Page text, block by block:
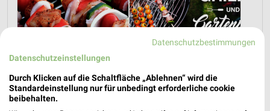
21.05.2026 12.05.2026
Datenschutzbestimmungen
Datenschutzeinstellungen
Durch Klicken auf die Schaltfläche „Ablehnen“ wird die
Standardeinstellung nur für unbedingt erforderliche cookie
beibehalten.